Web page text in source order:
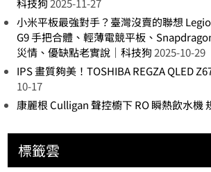
小米平板最強對手？臺灣沒賣的聯想
G9 手把合體、輕薄電競平板、
災情、優缺點老實說｜科技狗 2025-10-29
IPS 畫質夠美！TOSHIBA REGZA QLED
10-17
康麗根 Culligan 聲控櫥下 RO 瞬熱飲水機
標籤雲